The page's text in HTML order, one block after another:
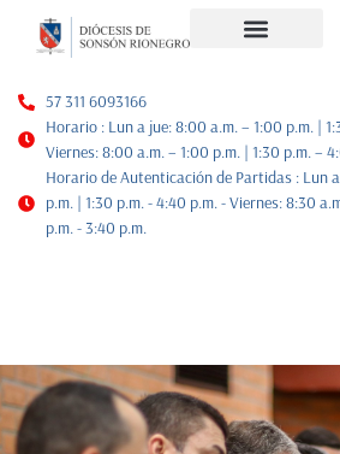
57 311 6093166
Horario : Lun a jue: 8:00 a.m. – 1:00 p.m. |
Viernes: 8:00 a.m. – 1:00 p.m. | 1:30 p.m. –
Horario de Autenticación de Partidas : Lun
p.m. | 1:30 p.m. - 4:40 p.m. - Viernes: 8:30
p.m. - 3:40 p.m.